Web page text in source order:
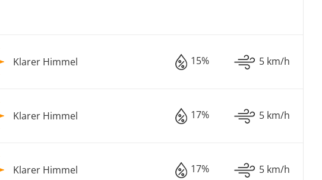
Klarer Himmel 15% 5 km/h
Klarer Himmel 17% 5 km/h
Klarer Himmel 17% 5 km/h